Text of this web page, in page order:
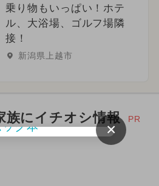
ト 春休み
ト
ト
乗り物もいっぱい！ホテ
ル、大浴場、ゴルフ場隣
接！
新潟県上越市
族にイチオシ情報 PR
×